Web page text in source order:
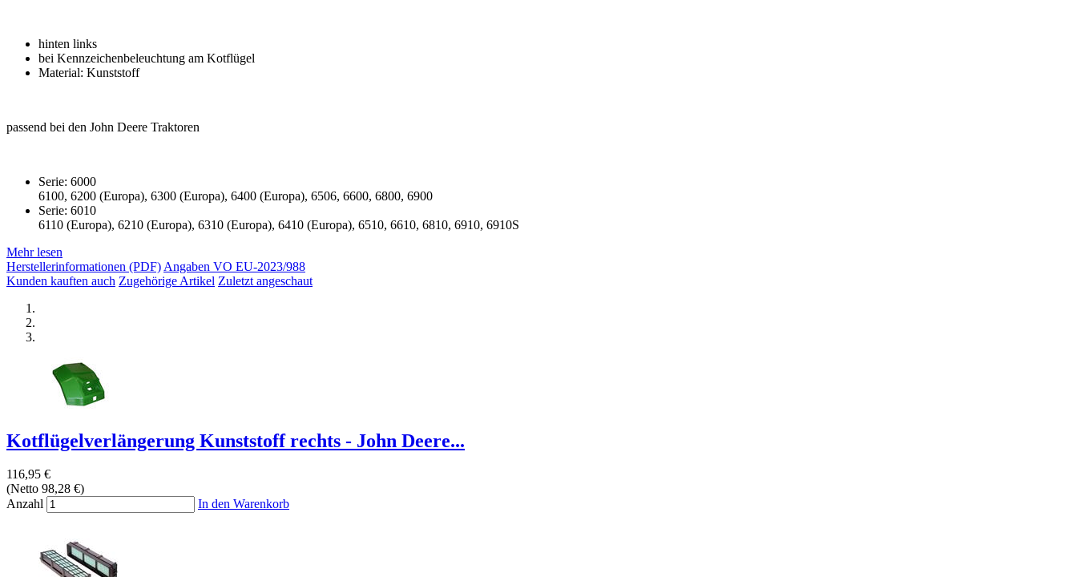
hinten links
bei Kennzeichenbeleuchtung am Kotflügel
Material: Kunststoff
passend bei den John Deere Traktoren
Serie: 6000
6100, 6200 (Europa), 6300 (Europa), 6400 (Europa), 6506, 6600, 6800, 6900
Serie: 6010
6110 (Europa), 6210 (Europa), 6310 (Europa), 6410 (Europa), 6510, 6610, 6810, 6910, 6910S
Mehr lesen
Herstellerinformationen (PDF) Angaben VO EU-2023/988
Kunden kauften auch Zugehörige Artikel Zuletzt angeschaut
Kotflügelverlängerung Kunststoff rechts - John Deere...
116,95 €
(Netto 98,28 €)
Anzahl
In den Warenkorb